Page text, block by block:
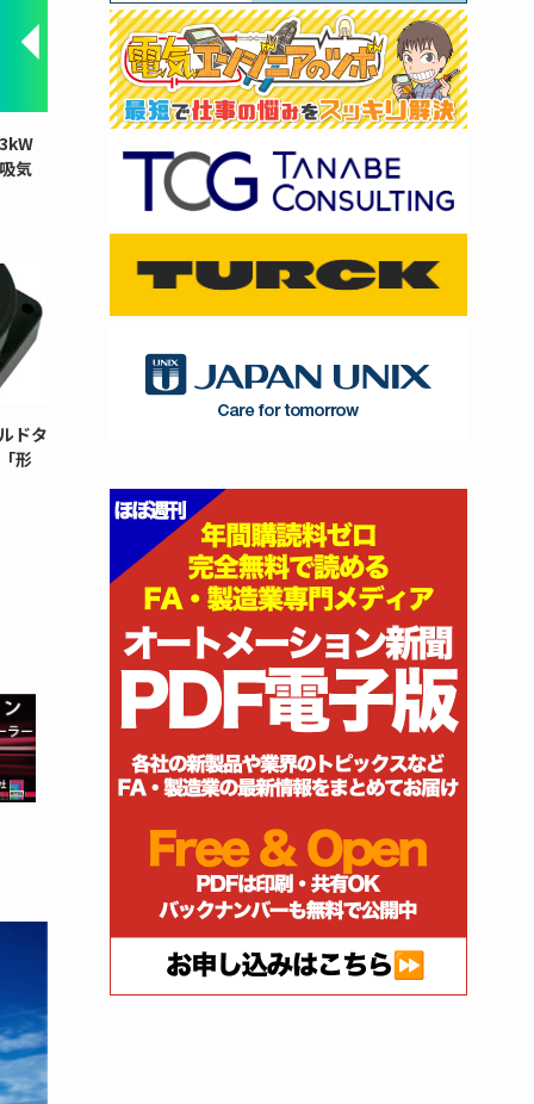
気
ドタ
形